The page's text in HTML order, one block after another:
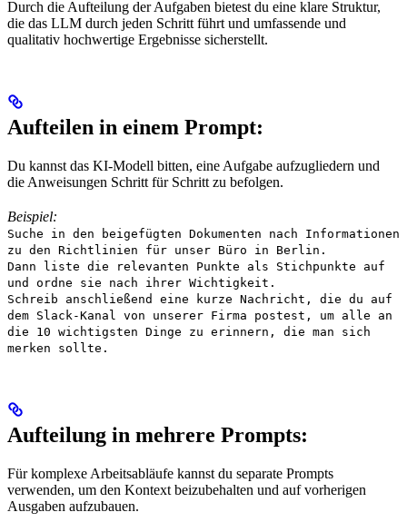
Durch die Aufteilung der Aufgaben bietest du eine klare Struktur,
die das LLM durch jeden Schritt führt und umfassende und
qualitativ hochwertige Ergebnisse sicherstellt.
Aufteilen in einem Prompt:
Du kannst das KI-Modell bitten, eine Aufgabe aufzugliedern und
die Anweisungen Schritt für Schritt zu befolgen.
Beispiel:
Suche in den beigefügten Dokumenten nach Informationen
zu den Richtlinien für unser Büro in Berlin.
Dann liste die relevanten Punkte als Stichpunkte auf
und ordne sie nach ihrer Wichtigkeit.
Schreib anschließend eine kurze Nachricht, die du auf
dem Slack-Kanal von unserer Firma postest, um alle an
die 10 wichtigsten Dinge zu erinnern, die man sich
merken sollte.
Aufteilung in mehrere Prompts:
Für komplexe Arbeitsabläufe kannst du separate Prompts
verwenden, um den Kontext beizubehalten und auf vorherigen
Ausgaben aufzubauen.